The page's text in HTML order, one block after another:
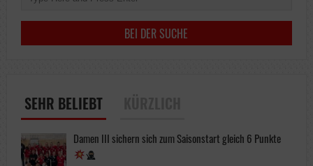
SEHR BELIEBT
Damen III sichern sich zum Saisonstart gleich 6 Punkte